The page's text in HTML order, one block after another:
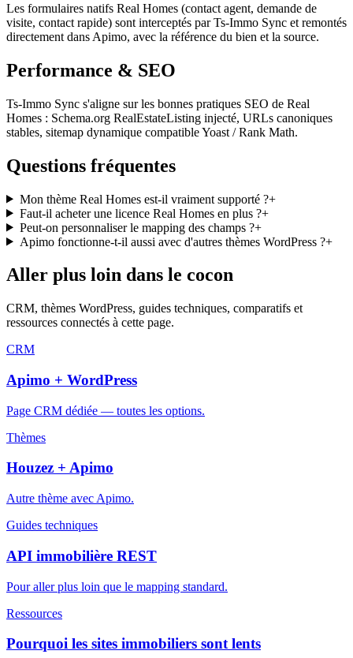
Les formulaires natifs Real Homes (contact agent, demande de
visite, contact rapide) sont interceptés par Ts-Immo Sync et remontés
directement dans Apimo, avec la référence du bien et la source.
Performance & SEO
Ts-Immo Sync s'aligne sur les bonnes pratiques SEO de Real
Homes : Schema.org RealEstateListing injecté, URLs canoniques
stables, sitemap dynamique compatible Yoast / Rank Math.
Questions fréquentes
Mon thème Real Homes est-il vraiment supporté ?+
Faut-il acheter une licence Real Homes en plus ?+
Peut-on personnaliser le mapping des champs ?+
Apimo fonctionne-t-il aussi avec d'autres thèmes WordPress ?+
Aller plus loin dans le cocon
CRM, thèmes WordPress, guides techniques, comparatifs et
ressources connectés à cette page.
CRM
Apimo + WordPress
Page CRM dédiée — toutes les options.
Thèmes
Houzez + Apimo
Autre thème avec Apimo.
Guides techniques
API immobilière REST
Pour aller plus loin que le mapping standard.
Ressources
Pourquoi les sites immobiliers sont lents